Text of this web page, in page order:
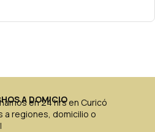
A DOMICIO
en 24 hrs en Curicó
a regiones, domicilio o